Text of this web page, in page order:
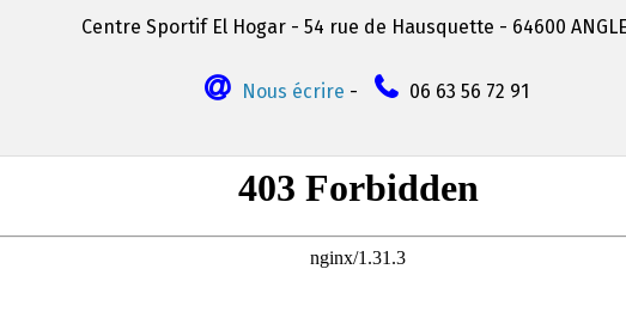
Centre Sportif El Hogar - 54 rue de Hausquette - 64600
Nous écrire - 06 63 56 72 91